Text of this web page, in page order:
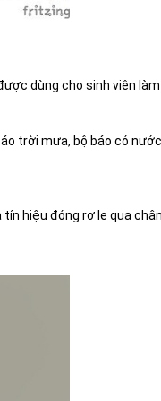
dùng cho sinh viên
trời mưa, bộ báo có nước
hiệu đóng rơ le qua chân